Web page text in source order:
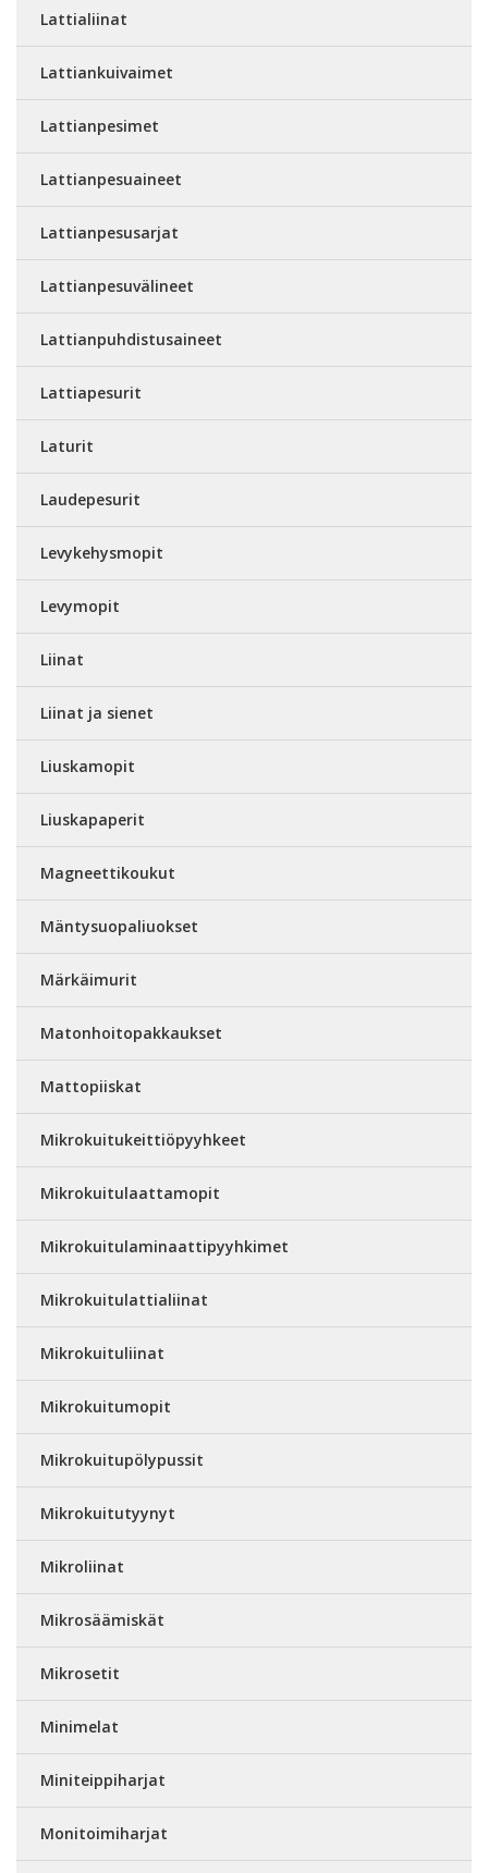
Lattialiinat
Lattiankuivaimet
Lattianpesimet
Lattianpesuaineet
Lattianpesusarjat
Lattianpesuvälineet
Lattianpuhdistusaineet
Lattiapesurit
Laturit
Laudepesurit
Levykehysmopit
Levymopit
Liinat
Liinat ja sienet
Liuskamopit
Liuskapaperit
Magneettikoukut
Mäntysuopaliuokset
Märkäimurit
Matonhoitopakkaukset
Mattopiiskat
Mikrokuitukeittiöpyyhkeet
Mikrokuitulaattamopit
Mikrokuitulaminaattipyyhkimet
Mikrokuitulattialiinat
Mikrokuituliinat
Mikrokuitumopit
Mikrokuitupölypussit
Mikrokuitutyynyt
Mikroliinat
Mikrosäämiskät
Mikrosetit
Minimelat
Miniteippiharjat
Monitoimiharjat